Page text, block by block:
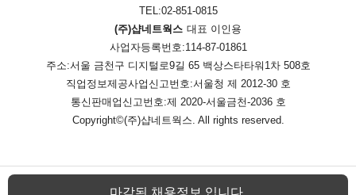
마감된 채용정보 입니다.
TEL:02-851-0815
(주)샵네트웍스 대표 이인용
사업자등록번호:114-87-01861
주소:서울 금천구 디지털로9길 65 백상스타타워1차 508호
직업정보제공사업신고번호:서울청 제 2012-30 호
통신판매업신고번호:제 2020-서울금천-2036 호
Copyright©(주)샵네트웍스. All rights reserved.